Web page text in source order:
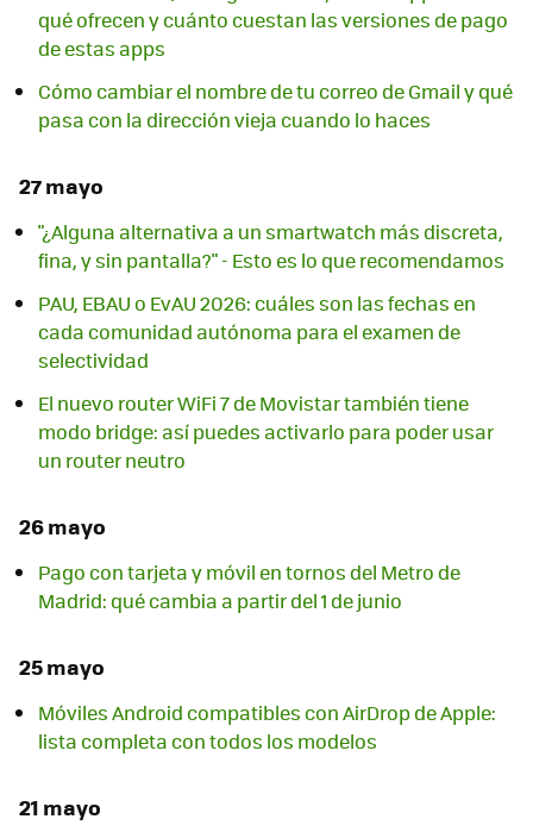
qué ofrecen y cuánto cuestan las versiones de pago
de estas apps
Cómo cambiar el nombre de tu correo de Gmail y qué
pasa con la dirección vieja cuando lo haces
27 mayo
"¿Alguna alternativa a un smartwatch más discreta,
fina, y sin pantalla?" - Esto es lo que recomendamos
PAU, EBAU o EvAU 2026: cuáles son las fechas en
cada comunidad autónoma para el examen de
selectividad
El nuevo router WiFi 7 de Movistar también tiene
modo bridge: así puedes activarlo para poder usar
un router neutro
26 mayo
Pago con tarjeta y móvil en tornos del Metro de
Madrid: qué cambia a partir del 1 de junio
25 mayo
Móviles Android compatibles con AirDrop de Apple:
lista completa con todos los modelos
21 mayo